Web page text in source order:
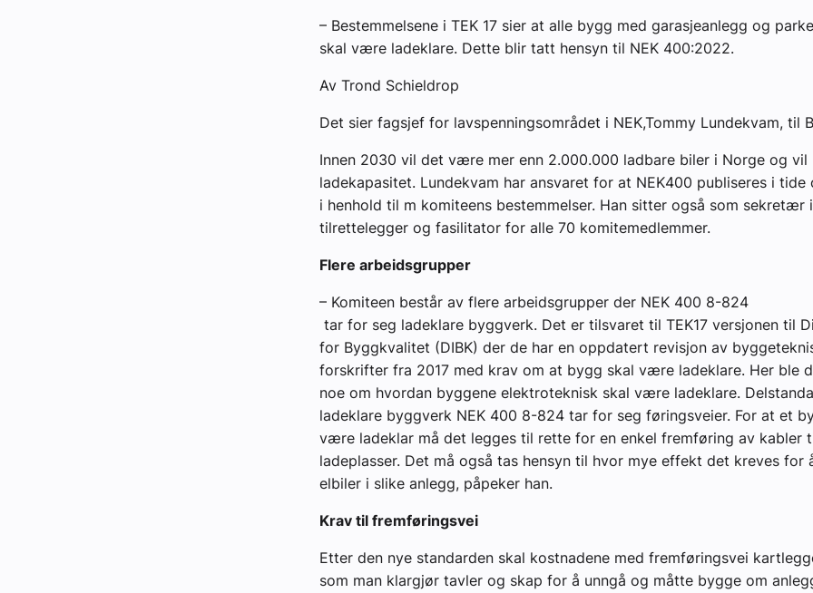
– Bestemmelsene i TEK 17 sier at alle bygg med garasjeanlegg og
skal være ladeklare. Dette blir tatt hensyn til NEK 400:2022.
Av Trond Schieldrop
Det sier fagsjef for lavspenningsområdet i NEK,Tommy Lundekvam, til
Innen 2030 vil det være mer enn 2.000.000 ladbare biler i Norge og vil
ladekapasitet. Lundekvam har ansvaret for at NEK400 publiseres i tide
i henhold til m komiteens bestemmelser. Han sitter også som sekretær
tilrettelegger og fasilitator for alle 70 komitemedlemmer.
Flere arbeidsgrupper
– Komiteen består av flere arbeidsgrupper der NEK 400 8-824
tar for seg ladeklare byggverk. Det er tilsvaret til TEK17 versjonen til
for Byggkvalitet (DIBK) der de har en oppdatert revisjon av
forskrifter fra 2017 med krav om at bygg skal være ladeklare. Her ble
noe om hvordan byggene elektroteknisk skal være ladeklare.
ladeklare byggverk NEK 400 8-824 tar for seg føringsveier. For at et
være ladeklar må det legges til rette for en enkel fremføring av kabler
ladeplasser. Det må også tas hensyn til hvor mye effekt det kreves for
elbiler i slike anlegg, påpeker han.
Krav til fremføringsvei
Etter den nye standarden skal kostnadene med fremføringsvei
som man klargjør tavler og skap for å unngå og måtte bygge om